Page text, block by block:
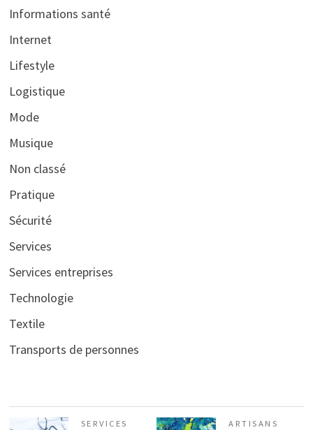
Informations santé
Internet
Lifestyle
Logistique
Mode
Musique
Non classé
Pratique
Sécurité
Services
Services entreprises
Technologie
Textile
Transports de personnes
SERVICES
ARTISANS